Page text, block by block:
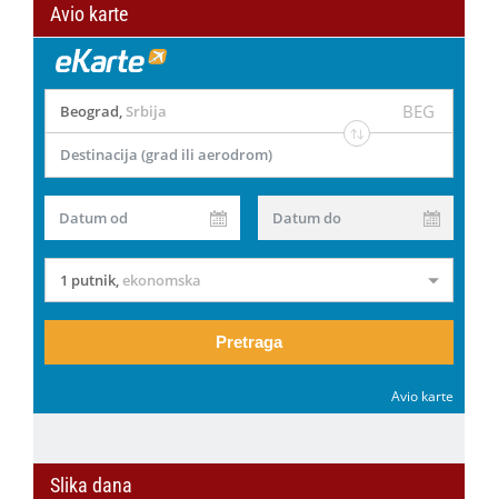
Avio karte
Beograd, Srbija BEG
Destinacija (grad ili aerodrom)
Datum od Datum do
1 putnik,ekonomska
Pretraga
Avio karte
Slika dana